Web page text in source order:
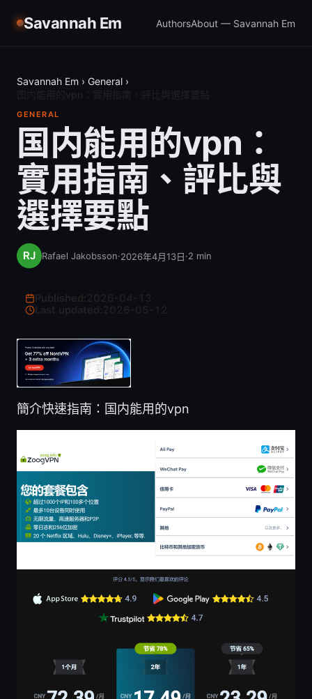
Savannah Em AuthorsAbout — Savannah Em
Savannah Em › General ›
GENERAL
国内能用的vpn：
實用指南、評比與
選擇要點
Rafael Jakobsson·2026年4月13日·2 min
Last updated:
簡介快速指南：国内能用的vpn